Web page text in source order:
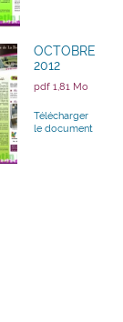
OCTOBRE
2012
pdf 1,81 Mo
Télécharger
le document